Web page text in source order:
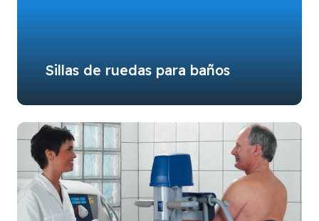
Sillas de ruedas para baños